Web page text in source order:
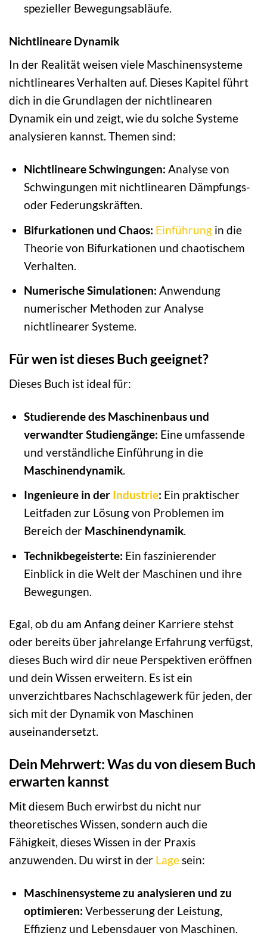
spezieller Bewegungsabläufe.
Nichtlineare Dynamik
In der Realität weisen viele Maschinensysteme
nichtlineares Verhalten auf. Dieses Kapitel führt
dich in die Grundlagen der nichtlinearen
Dynamik ein und zeigt, wie du solche Systeme
analysieren kannst. Themen sind:
Nichtlineare Schwingungen: Analyse von
Schwingungen mit nichtlinearen Dämpfungs-
oder Federungskräften.
Bifurkationen und Chaos: Einführungin die
Theorie von Bifurkationen und chaotischem
Verhalten.
Numerische Simulationen: Anwendung
numerischer Methoden zur Analyse
nichtlinearer Systeme.
Für wen ist dieses Buch geeignet?
Dieses Buch ist ideal für:
Studierende des Maschinenbaus und
verwandter Studiengänge: Eine umfassende
und verständliche Einführung in die
Maschinendynamik.
Ingenieure in der Industrie: Ein praktischer
Leitfaden zur Lösung von Problemen im
Bereich der Maschinendynamik.
Technikbegeisterte: Ein faszinierender
Einblick in die Welt der Maschinen und ihre
Bewegungen.
Egal, ob du am Anfang deiner Karriere stehst
oder bereits über jahrelange Erfahrung verfügst,
dieses Buch wird dir neue Perspektiven eröffnen
und dein Wissen erweitern. Es ist ein
unverzichtbares Nachschlagewerk für jeden, der
sich mit der Dynamik von Maschinen
auseinandersetzt.
Dein Mehrwert: Was du von diesem Buch
erwarten kannst
Mit diesem Buch erwirbst du nicht nur
theoretisches Wissen, sondern auch die
Fähigkeit, dieses Wissen in der Praxis
anzuwenden. Du wirst in der Lagesein:
Maschinensysteme zu analysieren und zu
optimieren: Verbesserung der Leistung,
Effizienz und Lebensdauer von Maschinen.